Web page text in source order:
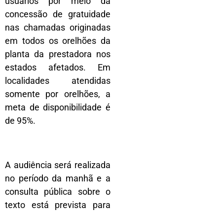
concessão de gratuidade
nas chamadas originadas
em todos os orelhões da
planta da prestadora nos
estados afetados. Em
localidades atendidas
somente por orelhões, a
meta de disponibilidade é
de 95%.
A audiência será realizada
no período da manhã e a
consulta pública sobre o
texto está prevista para